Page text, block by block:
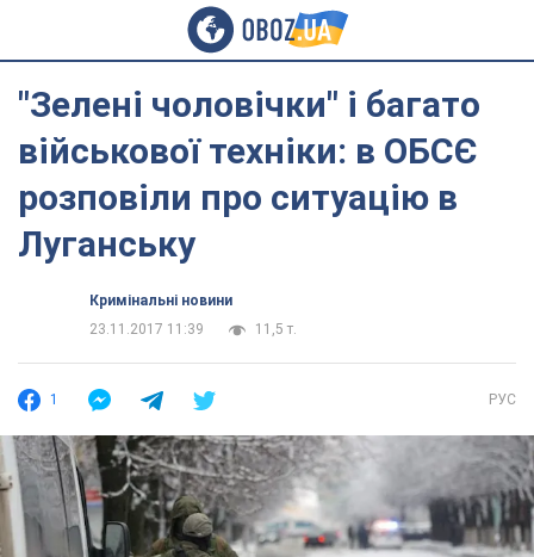
"Зелені чоловічки" і багато
військової техніки: в ОБСЄ
розповіли про ситуацію в
Луганську
Кримінальні новини
23.11.2017 11:39
11,5 т.
1 РУС